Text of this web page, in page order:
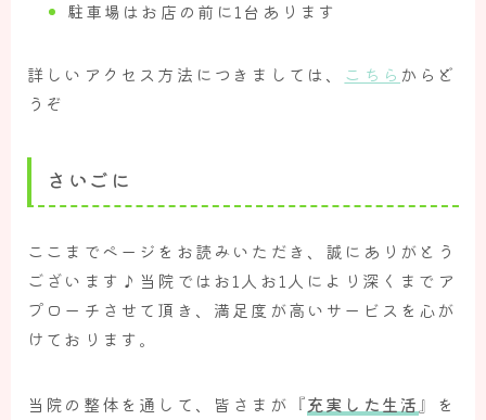
駐車場はお店の前に1台あります
詳しいアクセス方法につきましては、 こちら からど
うぞ
さいごに
ここまでページをお読みいただき、誠にありがとう
ございます♪当院ではお1人お1人により深くまでア
プローチさせて頂き、満足度が高いサービスを心が
けております。
当院の整体を通して、皆さまが『充実した生活』を